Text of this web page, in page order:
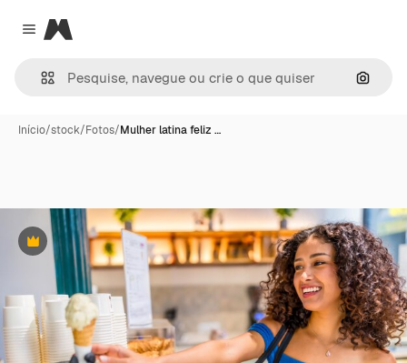
Close menu
Magnific
Início/stock/Fotos/Mulher latina feliz …
Premium